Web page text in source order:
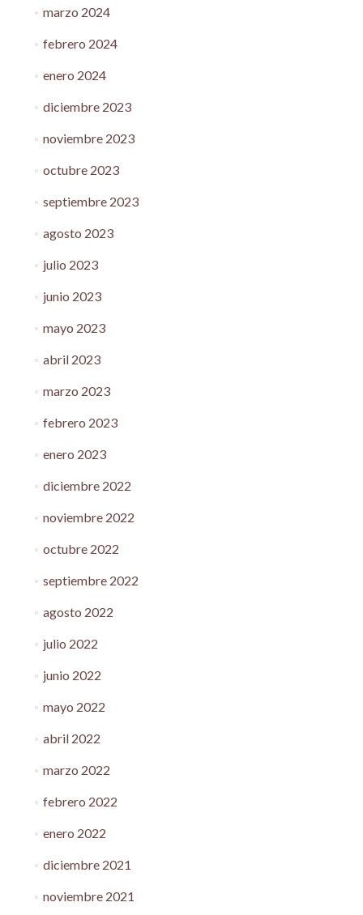
marzo 2024
febrero 2024
enero 2024
diciembre 2023
noviembre 2023
octubre 2023
septiembre 2023
agosto 2023
julio 2023
junio 2023
mayo 2023
abril 2023
marzo 2023
febrero 2023
enero 2023
diciembre 2022
noviembre 2022
octubre 2022
septiembre 2022
agosto 2022
julio 2022
junio 2022
mayo 2022
abril 2022
marzo 2022
febrero 2022
enero 2022
diciembre 2021
noviembre 2021